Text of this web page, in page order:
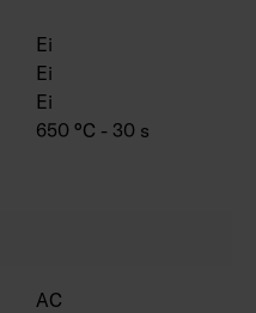
Ei
Ei
Ei
650 °C - 30 s
AC